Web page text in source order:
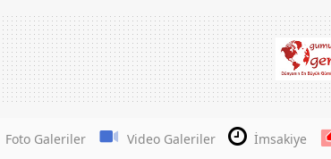
Foto Galeriler Video Galeriler İmsakiye